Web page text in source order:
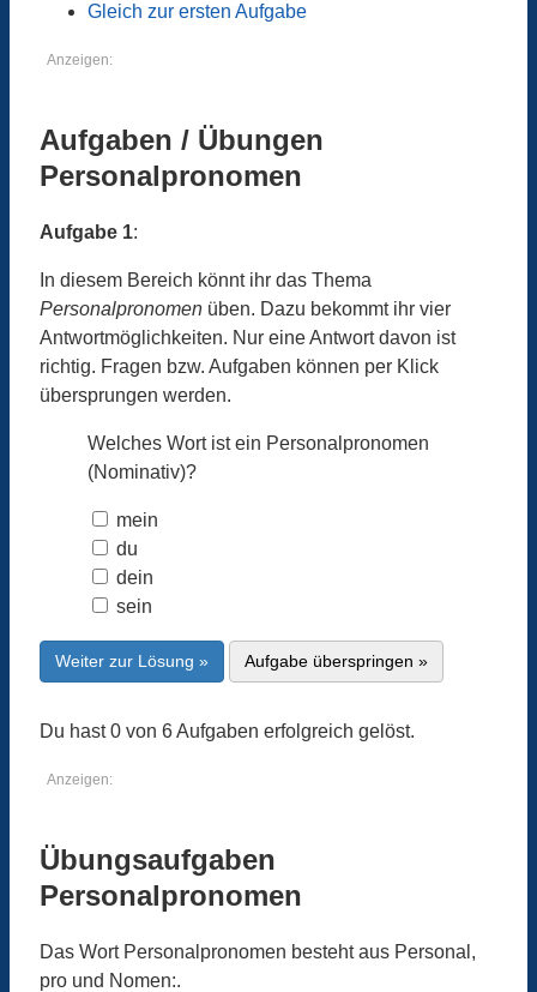
Gleich zur ersten Aufgabe
Anzeigen:
Aufgaben / Übungen
Personalpronomen
Aufgabe 1:
In diesem Bereich könnt ihr das Thema
Personalpronomen üben. Dazu bekommt ihr vier
Antwortmöglichkeiten. Nur eine Antwort davon ist
richtig. Fragen bzw. Aufgaben können per Klick
übersprungen werden.
Welches Wort ist ein Personalpronomen
(Nominativ)?
mein
du
dein
sein
Weiter zur Lösung » Aufgabe überspringen »
Du hast 0 von 6 Aufgaben erfolgreich gelöst.
Anzeigen:
Übungsaufgaben
Personalpronomen
Das Wort Personalpronomen besteht aus Personal,
pro und Nomen:.